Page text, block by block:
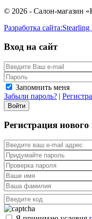
© 2026 - Салон-магазин
Разработка сайта:Stearling
Вход на сайт
Запомнить меня
Забыли пароль? |
Регистрация нового